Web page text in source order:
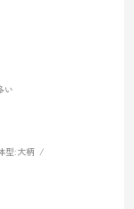
い
型:大柄